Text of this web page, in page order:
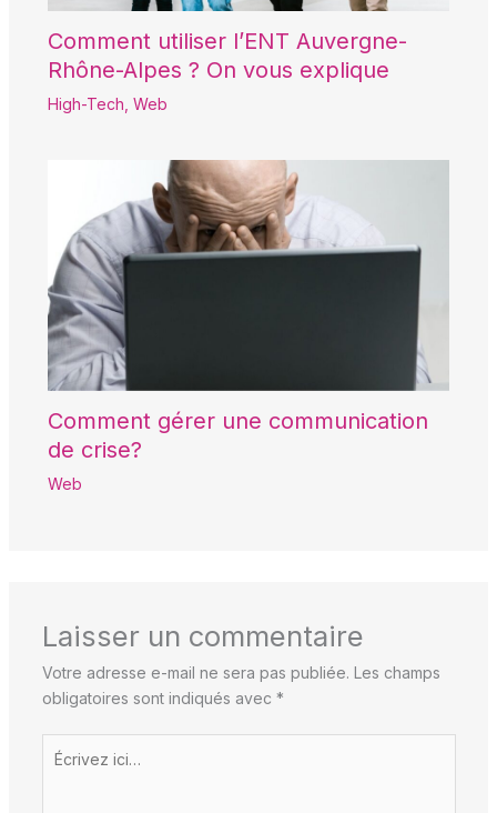
Comment utiliser l’ENT Auvergne-
Rhône-Alpes ? On vous explique
High-Tech, Web
Comment gérer une communication
de crise?
Web
Laisser un commentaire
Votre adresse e-mail ne sera pas publiée. Les champs
obligatoires sont indiqués avec *
Écrivez
ici…